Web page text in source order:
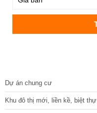
Dự án chung cư
Khu đô thị mới, liền kề, biệt thự